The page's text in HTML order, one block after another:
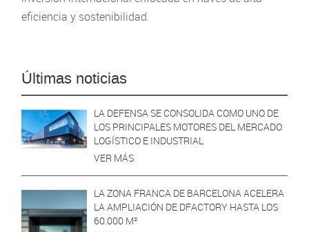
eficiencia y sostenibilidad.
Últimas noticias
LA DEFENSA SE CONSOLIDA COMO UNO DE
LOS PRINCIPALES MOTORES DEL MERCADO
LOGÍSTICO E INDUSTRIAL
VER MÁS
LA ZONA FRANCA DE BARCELONA ACELERA
LA AMPLIACIÓN DE DFACTORY HASTA LOS
60.000 M²